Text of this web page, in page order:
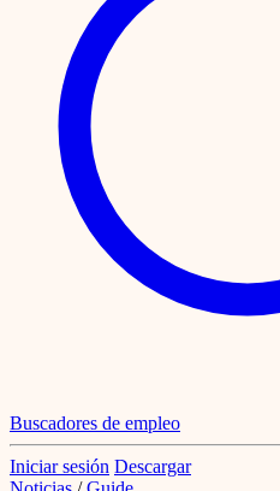
Buscadores de empleo
Iniciar sesión Descargar